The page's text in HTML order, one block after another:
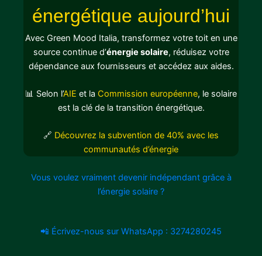
énergétique aujourd’hui
Avec Green Mood Italia, transformez votre toit en une
source continue d’énergie solaire, réduisez votre
dépendance aux fournisseurs et accédez aux aides.
📊 Selon l’AIE et la Commission européenne, le solaire
est la clé de la transition énergétique.
🔗 Découvrez la subvention de 40% avec les
communautés d’énergie
Vous voulez vraiment devenir indépendant grâce à
l’énergie solaire ?
📲 Écrivez-nous sur WhatsApp : 3274280245